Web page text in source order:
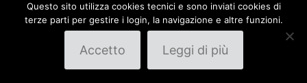
Questo sito utilizza cookies tecnici e sono inviati cookies di
terze parti per gestire i login, la navigazione e altre funzioni.
Accetto Leggi di più